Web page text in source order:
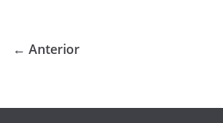
← Anterior